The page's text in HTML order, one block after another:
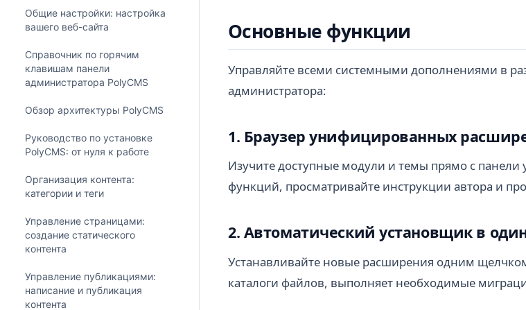
Общие настройки: настройка
вашего веб-сайта
Справочник по горячим
клавишам панели
администратора PolyCMS
Обзор архитектуры PolyCMS
Руководство по установке
PolyCMS: от нуля к работе
Организация контента:
категории и теги
Управление страницами:
создание статического
контента
Управление публикациями:
написание и публикация
контента
Основные функции
Управляйте всеми системными дополнениями в
администратора:
1. Браузер унифицированных
Изучите доступные модули и темы прямо с панели
функций, просматривайте инструкции автора и
2. Автоматический установщик в
Устанавливайте новые расширения одним
каталоги файлов, выполняет необходимые